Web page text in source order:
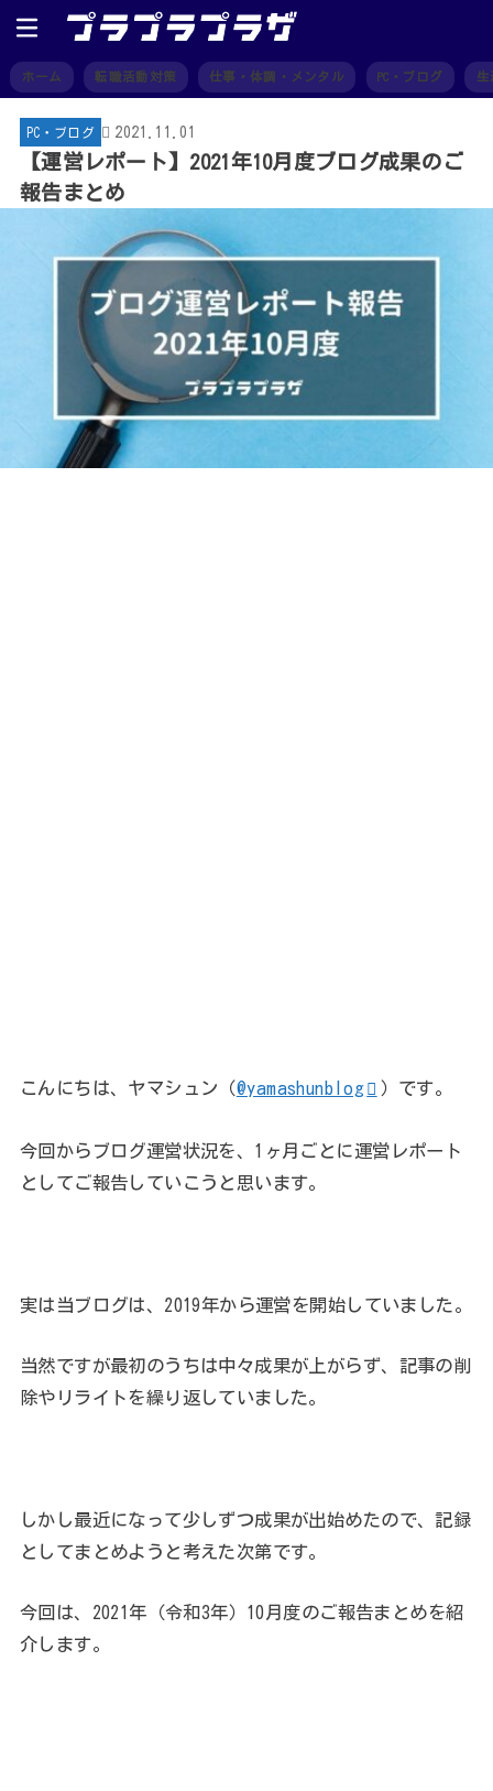
ホーム 転職活動対策 仕事・体調・メンタル PC・ブログ 生
PC・ブログ 2021.11.01
【運営レポート】2021年10月度ブログ成果のご
報告まとめ
こんにちは、ヤマシュン（@yamashunblog ）です。
今回からブログ運営状況を、1ヶ月ごとに運営レポート
としてご報告していこうと思います。
実は当ブログは、2019年から運営を開始していました。
当然ですが最初のうちは中々成果が上がらず、記事の削
除やリライトを繰り返していました。
しかし最近になって少しずつ成果が出始めたので、記録
としてまとめようと考えた次第です。
今回は、2021年（令和3年）10月度のご報告まとめを紹
介します。